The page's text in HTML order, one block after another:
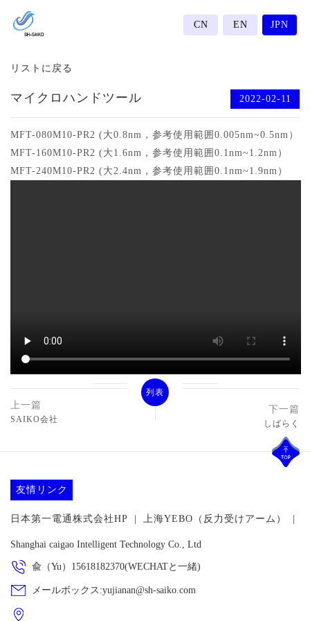
CN EN JPN
リストに戻る
マイクロハンドツール 2022-02-11
MFT-080M10-PR2 (大0.8nm，参考使用範囲0.005nm~0.5nm）
MFT-160M10-PR2 (大1.6nm，参考使用範囲0.1nm~1.2nm）
MFT-240M10-PR2 (大2.4nm，参考使用範囲0.1nm~1.9nm）
上一篇
SAIKO会社
列表
下一篇
しばらく
友情リンク
日本第一電通株式会社HP 上海YEBO（反力受けアーム）
Shanghai caigao Intelligent Technology Co., Ltd
兪（Yu）15618182370(WECHATと一緒)
メールボックス:yujianan@sh-saiko.com